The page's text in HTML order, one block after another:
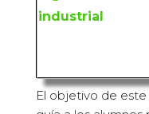
El objetivo de